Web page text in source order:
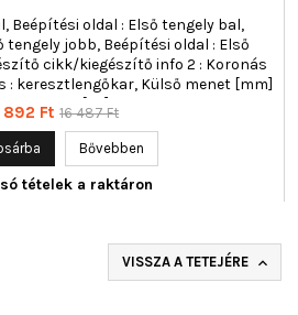
Beépítési oldal : Első tengely bal,
tengely jobb, Beépítési oldal : Első
cikk/kiegészítő info 2 : Koronás
: keresztlengőkar, Külső menet [mm]
x 1,5, Tömeg [kg] : 1,38
892 Ft Normál
16 487 Ft
Bővebben
tételek a raktáron
VISSZA A TETEJÉRE 